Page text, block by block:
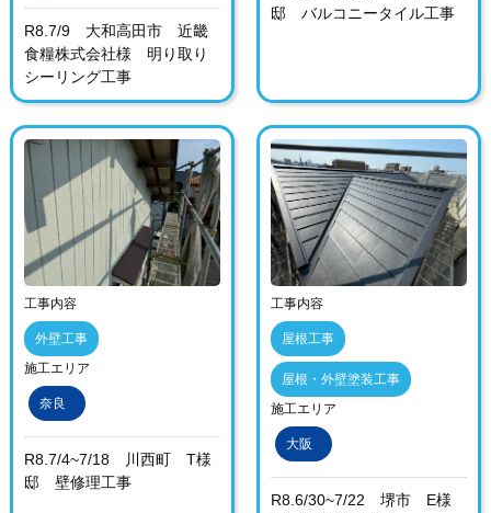
R8.7/9 大和高田市 近畿
食糧株式会社様 明り取り
シーリング工事
邸 バルコニータイル工事
工事内容
外壁工事
施工エリア
奈良
R8.7/4~7/18 川西町 T様
邸 壁修理工事
工事内容
屋根工事
屋根・外壁塗装工事
施工エリア
大阪
R8.6/30~7/22 堺市 E様